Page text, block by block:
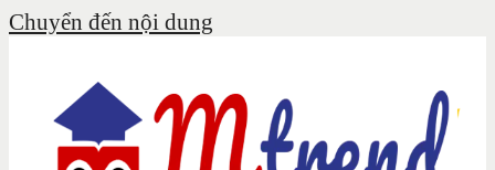
Chuyển đến nội dung